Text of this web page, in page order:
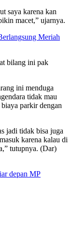
saya karena kan
macet,” ujarnya.
Meriah
bilang ini pak
ini menduga
tidak mau
parkir dengan
jadi tidak bisa juga
karena kalau di
tutupnya. (Dar)
depan MP